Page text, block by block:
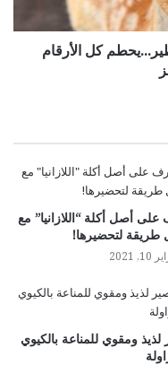
كل الأرقام
أصل أكلة “اللازانيا” مع
طريقة لتحضيرها!
2021
ومقوي للمناعة بالكيوي